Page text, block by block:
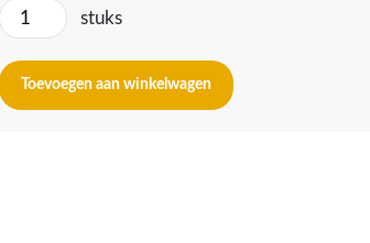
Lichtbeker
aantal
stuks
Toevoegen aan winkelwagen